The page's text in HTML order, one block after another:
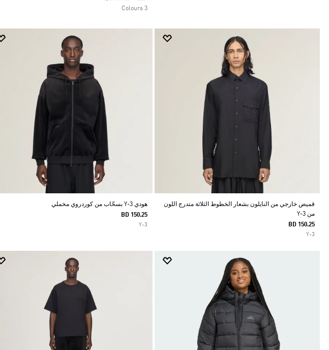
3 Colours
قميص خارجي من النايلون بشعار الخطوط الثلاثة متدرج اللون
من Y-3
BD 150.25
Y-3
هودي Y-3 بسحّاب من كوردروي مخملي
BD 150.25
Y-3